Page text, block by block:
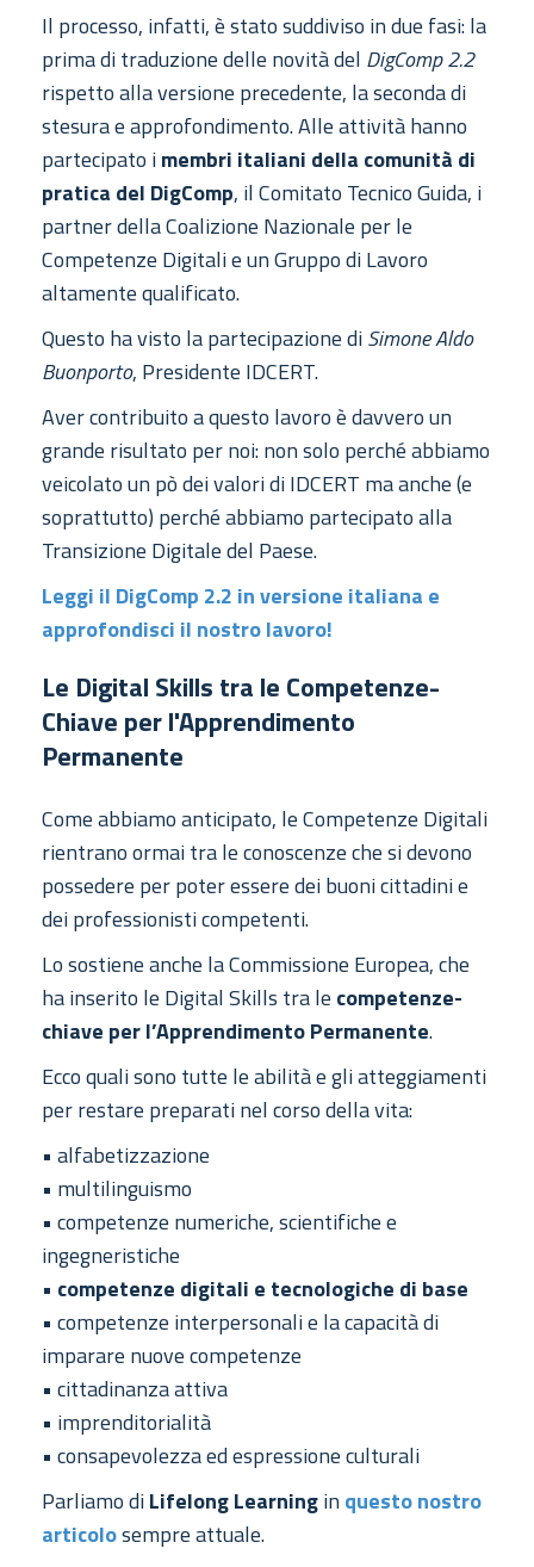
Il processo, infatti, è stato suddiviso in due fasi: la
prima di traduzione delle novità del DigComp 2.2
rispetto alla versione precedente, la seconda di
stesura e approfondimento. Alle attività hanno
partecipato imembri italiani della comunità di
pratica del DigComp, il Comitato Tecnico Guida, i
partner della Coalizione Nazionale per le
Competenze Digitali e un Gruppo di Lavoro
altamente qualificato.
Questo ha visto la partecipazione diSimone Aldo
Buonporto, Presidente IDCERT.
Aver contribuito a questo lavoro è davvero un
grande risultato per noi: non solo perché abbiamo
veicolato un pò dei valori di IDCERT ma anche (e
soprattutto) perché abbiamo partecipato alla
Transizione Digitale del Paese.
Leggi il DigComp 2.2 in versione italiana e
approfondisci il nostro lavoro!
Le Digital Skills tra le Competenze-
Chiave per l'Apprendimento
Permanente
Come abbiamo anticipato, le Competenze Digitali
rientrano ormai tra le conoscenze che si devono
possedere per poter essere dei buoni cittadini e
dei professionisti competenti.
Lo sostiene anche la Commissione Europea, che
ha inserito le Digital Skills tra le competenze-
chiave per l’Apprendimento Permanente.
Ecco quali sono tutte le abilità e gli atteggiamenti
per restare preparati nel corso della vita:
• alfabetizzazione
• multilinguismo
• competenze numeriche, scientifiche e
ingegneristiche
• competenze digitali e tecnologiche di base
• competenze interpersonali e la capacità di
imparare nuove competenze
• cittadinanza attiva
• imprenditorialità
• consapevolezza ed espressione culturali
Parliamo diLifelong Learningin questo nostro
articolosempre attuale.